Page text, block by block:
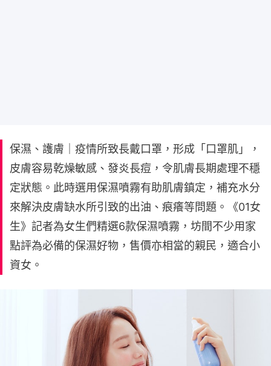
保濕、護膚｜疫情所致長戴口罩，形成「口罩肌」，
皮膚容易乾燥敏感、發炎長痘，令肌膚長期處理不穩
定狀態。此時選用保濕噴霧有助肌膚鎮定，補充水分
來解決皮膚缺水所引致的出油、痕癢等問題。《01女
生》記者為女生們精選6款保濕噴霧，坊間不少用家
點評為必備的保濕好物，售價亦相當的親民，適合小
資女。